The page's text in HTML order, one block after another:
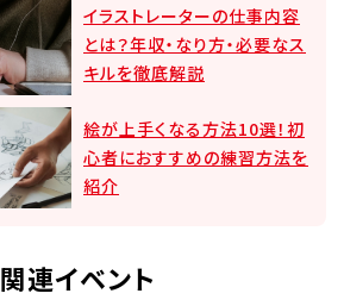
イラストレーターの仕事内容
とは？年収・なり方・必要なス
キルを徹底解説
絵が上手くなる方法10選！初
心者におすすめの練習方法を
紹介
関連イベント